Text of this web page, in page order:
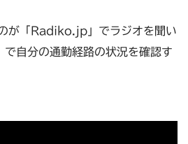
が「Radiko.jp」でラジオを聞い
自分の通勤経路の状況を確認す